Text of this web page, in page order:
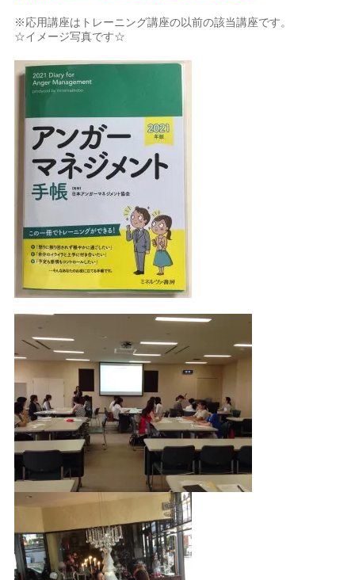
※応用講座はトレーニング講座の以前の該当講座です。
☆イメージ写真です☆